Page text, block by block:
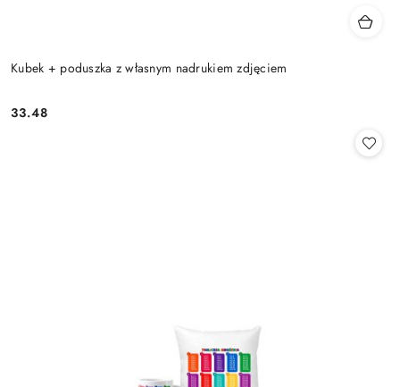
Kubek + poduszka z własnym nadrukiem zdjęciem
Cena:
33.48